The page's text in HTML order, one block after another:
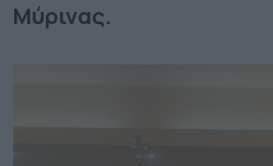
Μύρινας.